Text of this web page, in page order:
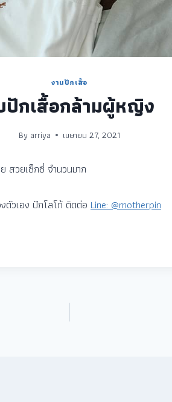
งานปักเสื้อ
ปักเสื้อกล้ามผู้หญิง
By arriya เมษายน 27, 2021
สวยเซ็กซี่ จำนวนมาก
ตัวเอง ปักโลโก้ ติดต่อ Line: @motherpin